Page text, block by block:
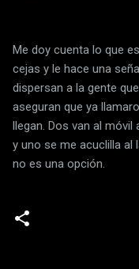
Me doy cuenta lo que
cejas y le hace una
dispersan a la gente
aseguran que ya
llegan. Dos van al móvil
y uno se me acuclilla al
no es una opción.